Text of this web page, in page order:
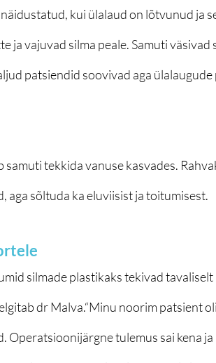
kui ülalaud on lõtvunud ja
ja vajuvad silma peale. Samuti väsivad
patsiendid soovivad aga ülalaugude
tekkida vanuse kasvades.
aga sõltuda ka eluviisist ja toitumisest.
silmade plastikaks tekivad
dr Malva.“Minu noorim patsient
Operatsioonijärgne tulemus sai kena ja